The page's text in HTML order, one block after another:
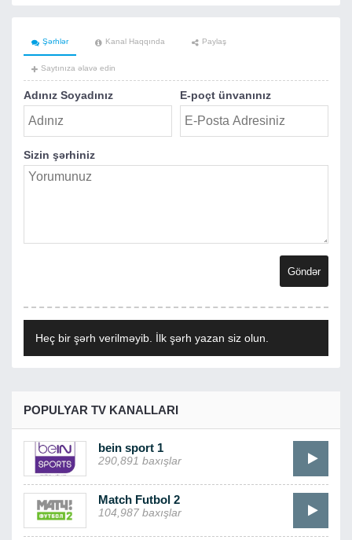
Şərhlər Kanal Haqqında Paylaş
Saytınıza əlavə edin
Adınız Soyadınız E-poçt ünvanınız
Sizin şərhiniz
Heç bir şərh verilməyib. İlk şərh yazan siz olun.
POPULYAR TV KANALLARI
bein sport 1
290,891 baxışlar
Match Futbol 2
104,987 baxışlar